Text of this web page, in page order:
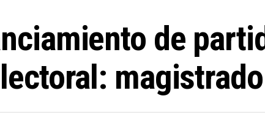
de
magistrado